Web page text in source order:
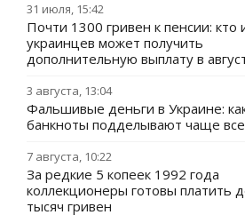
31 июля, 15:42
Почти 1300 гривен к пенсии: кто
украинцев может получить
дополнительную выплату в
3 августа, 13:04
Фальшивые деньги в Украине:
банкноты подделывают чаще
7 августа, 10:22
За редкие 5 копеек 1992 года
коллекционеры готовы платить
тысяч гривен